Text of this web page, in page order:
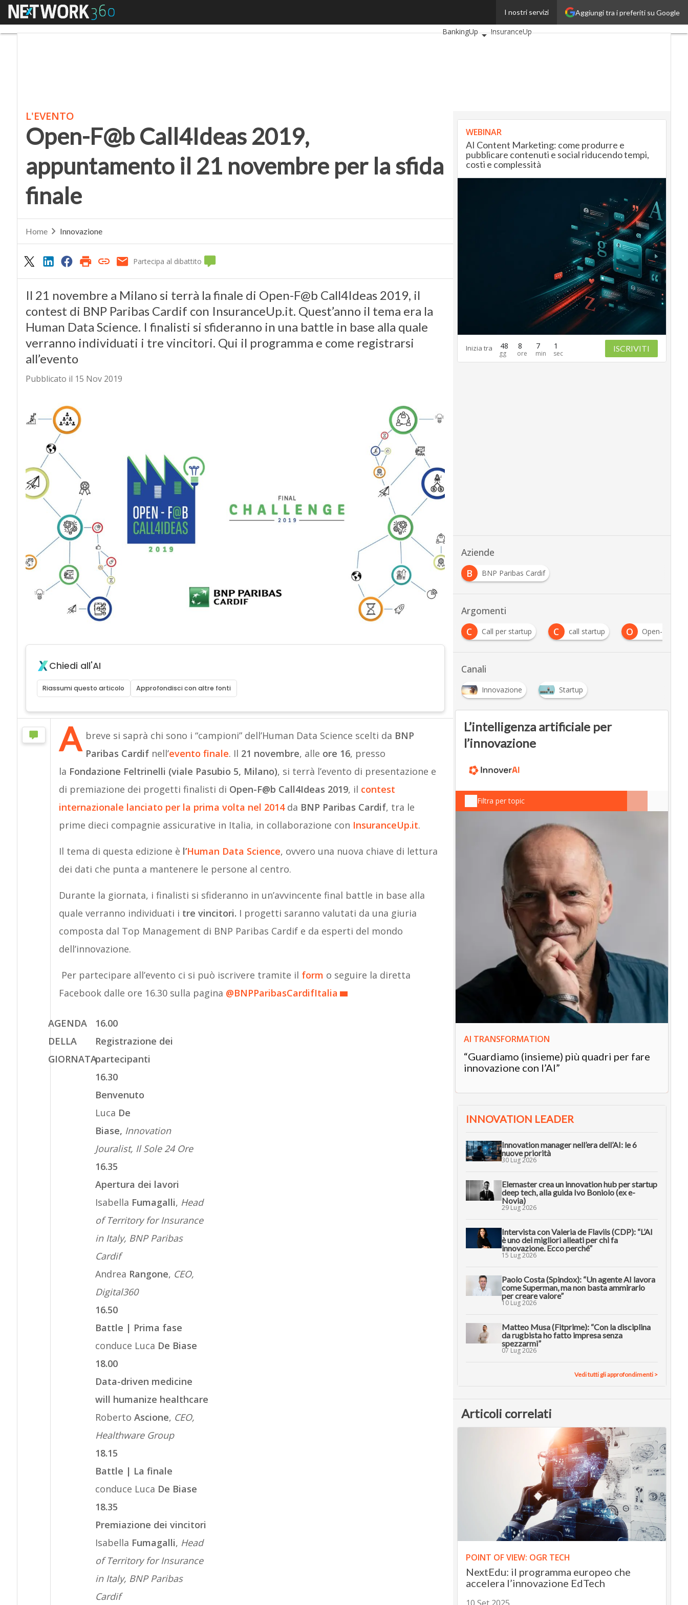
Aggiungi tra i preferiti su Google
I nostri servizi
Menu
AutomotiveUp
BankingUp
InsuranceUp
L'EVENTO
Open-F@b Call4Ideas 2019,
appuntamento il 21 novembre per la sfida
finale
Home Innovazione
Partecipa al dibattito
Il 21 novembre a Milano si terrà la finale di Open-F@b Call4Ideas 2019, il
contest di BNP Paribas Cardif con InsuranceUp.it. Quest’anno il tema era la
Human Data Science. I finalisti si sfideranno in una battle in base alla quale
verranno individuati i tre vincitori. Qui il programma e come registrarsi
all’evento
Pubblicato il 15 Nov 2019
Chiedi all'AI
Riassumi questo articolo Approfondisci con altre fonti
A breve si saprà chi sono i “campioni” dell’Human Data Science scelti da BNP
Paribas Cardif nell’evento finale. Il 21 novembre, alle ore 16, presso
la Fondazione Feltrinelli (viale Pasubio 5, Milano), si terrà l’evento di presentazione e
di premiazione dei progetti finalisti di Open-F@b Call4Ideas 2019, il contest
internazionale lanciato per la prima volta nel 2014da BNP Paribas Cardif, tra le
prime dieci compagnie assicurative in Italia, in collaborazione con InsuranceUp.it.
Il tema di questa edizione è l’Human Data Science, ovvero una nuova chiave di lettura
dei dati che punta a mantenere le persone al centro.
Durante la giornata, i finalisti si sfideranno in un’avvincente final battle in base alla
quale verranno individuati i tre vincitori. I progetti saranno valutati da una giuria
composta dal Top Management di BNP Paribas Cardif e da esperti del mondo
dell’innovazione.
Per partecipare all’evento ci si può iscrivere tramite il form o seguire la diretta
Facebook dalle ore 16.30 sulla pagina @BNPParibasCardifItalia
AGENDA
DELLA
GIORNATA
16.00
Registrazione dei
partecipanti
16.30
Benvenuto
Luca De
Biase, Innovation
Jouralist, Il Sole 24 Ore
16.35
Apertura dei lavori
Isabella Fumagalli, Head
of Territory for Insurance
in Italy, BNP Paribas
Cardif
Andrea Rangone, CEO,
Digital360
16.50
Battle | Prima fase
conduce Luca De Biase
18.00
Data-driven medicine
will humanize healthcare
RobertoAscione, CEO,
Healthware Group
18.15
Battle | La finale
conduce Luca De Biase
18.35
Premiazione dei vincitori
Isabella Fumagalli, Head
of Territory for Insurance
in Italy, BNP Paribas
Cardif
WEBINAR
AI Content Marketing: come produrre e
pubblicare contenuti e social riducendo tempi,
costi e complessità
Inizia tra 48 8 7 0 ISCRIVITI
Aziende
B
BNP Paribas Cardif
Argomenti
Call per startup C call startup O Open-F@b Call4Ideas
Canali
Innovazione Startup
L’intelligenza artificiale per
l’innovazione
Filtra per topic
AI TRANSFORMATION
“Guardiamo (insieme) più quadri per fare
innovazione con l’AI”
INNOVATION LEADER
Innovation manager nell’era dell’AI: le 6
nuove priorità
30 Lug 2026
Elemaster crea un innovation hub per startup
deep tech, alla guida Ivo Boniolo (ex e-
Novia)
29 Lug 2026
Intervista con Valeria de Flaviis (CDP): “L’AI
è uno dei migliori alleati per chi fa
innovazione. Ecco perché”
15 Lug 2026
Paolo Costa (Spindox): “Un agente AI lavora
come Superman, ma non basta ammirarlo
per creare valore”
10 Lug 2026
Matteo Musa (Fitprime): “Con la disciplina
da rugbista ho fatto impresa senza
spezzarmi”
07 Lug 2026
Vedi tutti gli approfondimenti >
Articoli correlati
POINT OF VIEW: OGR TECH
NextEdu: il programma europeo che
accelera l’innovazione EdTech
10 Set 2025